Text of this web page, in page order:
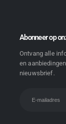
Abonneer op
Ontvang alle
en
nieuwsbrief.